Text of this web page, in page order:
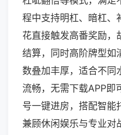
程中支持明杠、暗杠、
花直接触发高番奖励，
结算，同时高阶牌型如
数叠加丰厚，适合不同
流畅，无需下载APP即
号一键进房，搭配智能
兼顾休闲娱乐与专业对